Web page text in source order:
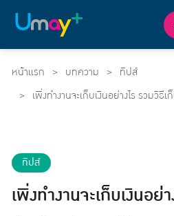
หน้าแรก บทความ
ทิปส์
เพิ่งทำงานจะเก็บเงินอย่างไร รวมวิ
ทิปส์
เพิ่งทำงานจะเก็บเงินอย่